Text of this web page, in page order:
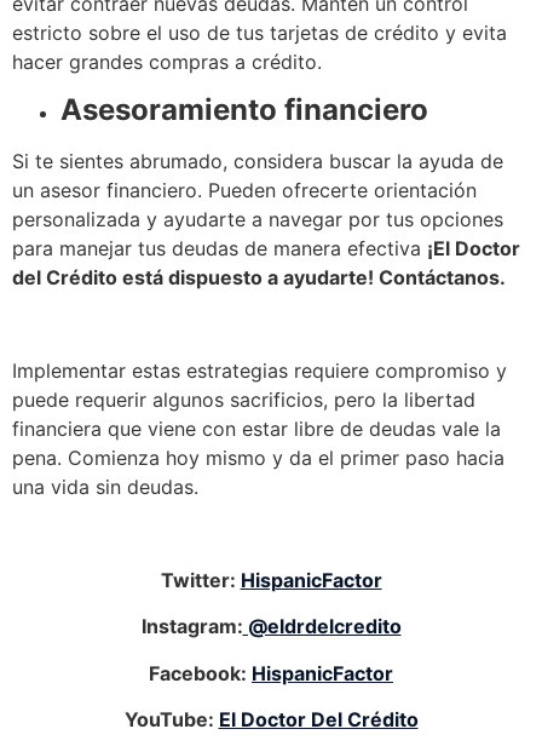
estricto sobre el uso de tus tarjetas de crédito y evita
hacer grandes compras a crédito.
Asesoramiento financiero
Si te sientes abrumado, considera buscar la ayuda de
un asesor financiero. Pueden ofrecerte orientación
personalizada y ayudarte a navegar por tus opciones
para manejar tus deudas de manera efectiva ¡El Doctor
del Crédito está dispuesto a ayudarte! Contáctanos.
Implementar estas estrategias requiere compromiso y
puede requerir algunos sacrificios, pero la libertad
financiera que viene con estar libre de deudas vale la
pena. Comienza hoy mismo y da el primer paso hacia
una vida sin deudas.
Twitter: HispanicFactor
Instagram: @eldrdelcredito
Facebook: HispanicFactor
YouTube: El Doctor Del Crédito